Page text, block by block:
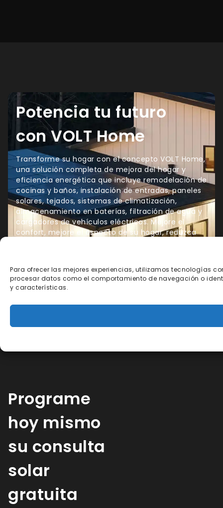
Para ofrecer las mejores experiencias, utilizamos tecnologías
procesar datos como el comportamiento de navegación o
y características.
Potencia tu futuro
con VOLT Home
Transforme su hogar con el concepto VOLT Home,
una solución completa de mejora del hogar y
eficiencia energética que incluye remodelación de
cocinas y baños, instalación de entradas, paneles
solares, tejados, sistemas de climatización,
almacenamiento en baterías, filtración de agua y
cargadores de vehículos eléctricos. Mejore el
confort, mejore el aspecto de su hogar, reduzca
más eficiente y sostenible.
Calcule su ahorro
Programe
hoy mismo
su consulta
solar
gratuita